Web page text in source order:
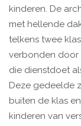
kinderen. De
met hellende
telkens twee
verbonden door
die dienstdoet
Deze gedeelde
buiten de klas
kinderen van